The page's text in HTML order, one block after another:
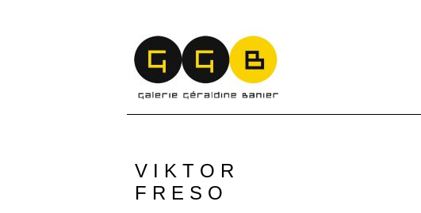
V I K T O R
F R E S O